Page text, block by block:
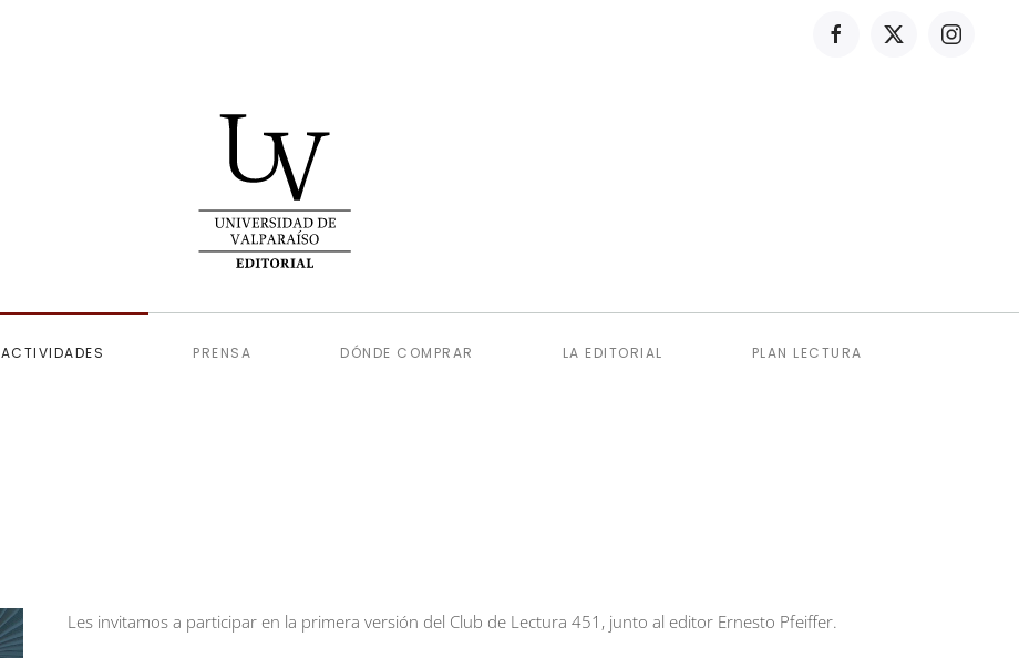
ACTIVIDADES PRENSA DÓNDE COMPRAR LA EDITORIAL PLAN LECTURA
Les invitamos a participar en la primera versión del Club de Lectura 451, junto al editor Ernesto Pfeiffer.